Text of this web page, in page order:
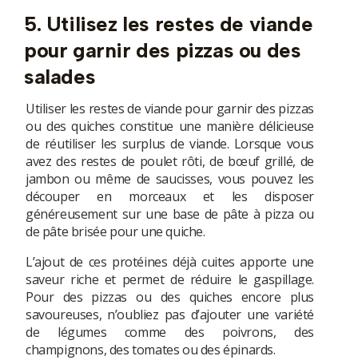
5. Utilisez les restes de viande
pour garnir des pizzas ou des
salades
Utiliser les restes de viande pour garnir des pizzas
ou des quiches constitue une manière délicieuse
de réutiliser les surplus de viande. Lorsque vous
avez des restes de poulet rôti, de bœuf grillé, de
jambon ou même de saucisses, vous pouvez les
découper en morceaux et les disposer
généreusement sur une base de pâte à pizza ou
de pâte brisée pour une quiche.
L’ajout de ces protéines déjà cuites apporte une
saveur riche et permet de réduire le gaspillage.
Pour des pizzas ou des quiches encore plus
savoureuses, n’oubliez pas d’ajouter une variété
de légumes comme des poivrons, des
champignons, des tomates ou des épinards.